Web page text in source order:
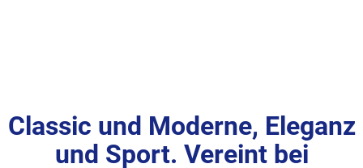
Classic und Moderne, Eleganz
und Sport. Vereint bei